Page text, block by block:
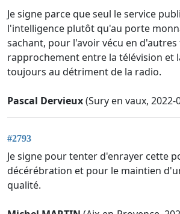
Je signe parce que seul le service
l'intelligence plutôt qu'au porte
sachant, pour l'avoir vécu en
rapprochement entre la télévision et
toujours au détriment de la radio.
Pascal Dervieux(Sury en vaux, 2022-
#2793
Je signe pour tenter d'enrayer cette
décérébration et pour le maintien
qualité.